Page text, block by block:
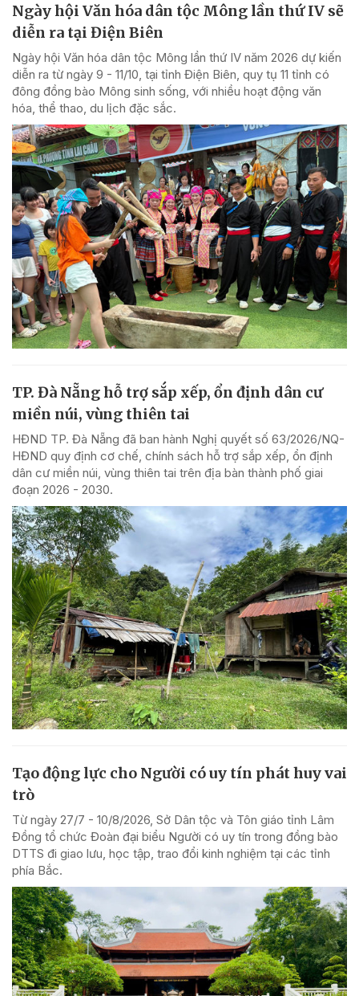
Ngày hội Văn hóa dân tộc Mông lần thứ IV sẽ
diễn ra tại Điện Biên
Ngày hội Văn hóa dân tộc Mông lần thứ IV năm 2026 dự kiến
diễn ra từ ngày 9 - 11/10, tại tỉnh Điện Biên, quy tụ 11 tỉnh có
đông đồng bào Mông sinh sống, với nhiều hoạt động văn
hóa, thể thao, du lịch đặc sắc.
TP. Đà Nẵng hỗ trợ sắp xếp, ổn định dân cư
miền núi, vùng thiên tai
HĐND TP. Đà Nẵng đã ban hành Nghị quyết số 63/2026/NQ-
HĐND quy định cơ chế, chính sách hỗ trợ sắp xếp, ổn định
dân cư miền núi, vùng thiên tai trên địa bàn thành phố giai
đoạn 2026 - 2030.
Tạo động lực cho Người có uy tín phát huy vai
trò
Từ ngày 27/7 - 10/8/2026, Sở Dân tộc và Tôn giáo tỉnh Lâm
Đồng tổ chức Đoàn đại biểu Người có uy tín trong đồng bào
DTTS đi giao lưu, học tập, trao đổi kinh nghiệm tại các tỉnh
phía Bắc.